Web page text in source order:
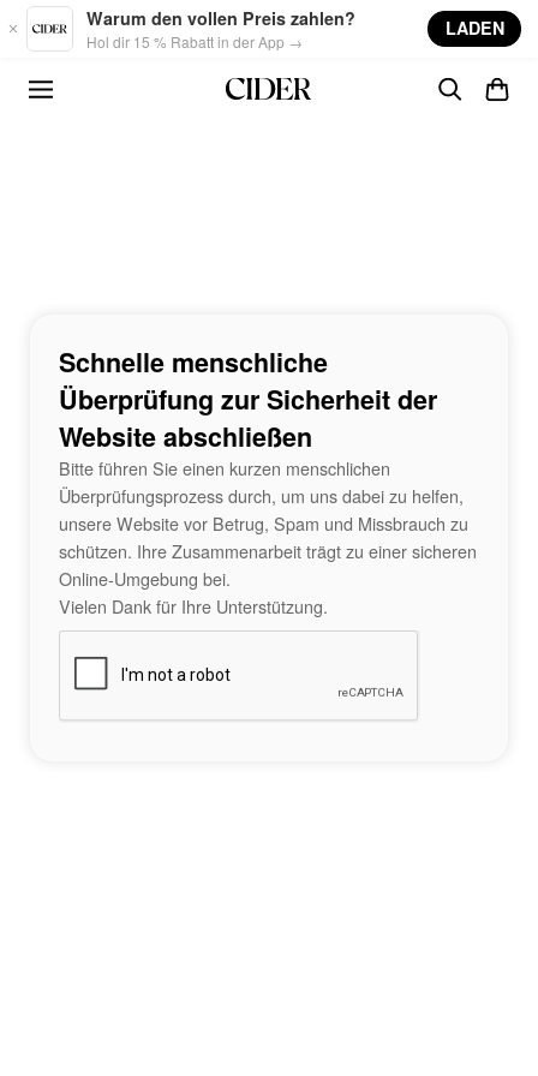
Skip to main content
Warum den vollen Preis zahlen?
Hol dir 15 % Rabatt in der App →
LADEN
Schnelle menschliche
Überprüfung zur Sicherheit der
Website abschließen
Bitte führen Sie einen kurzen menschlichen
Überprüfungsprozess durch, um uns dabei zu helfen,
unsere Website vor Betrug, Spam und Missbrauch zu
schützen. Ihre Zusammenarbeit trägt zu einer sicheren
Online-Umgebung bei.
Vielen Dank für Ihre Unterstützung.